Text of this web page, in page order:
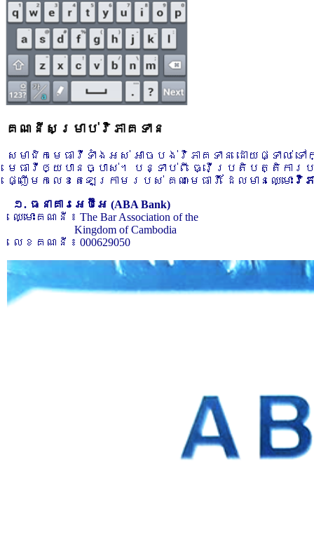
គណនីសម្រាប់វិភាគទាន
សមាជិកមេធាវីទាំងអស់ អាចបង់វិភាគទាន ដោយផ្ទាល់
មេធាវីឲ្យបានច្បាស់។ បន្ទាប់ពី ធ្វើប្រតិបត្តិកា
ផ្ញើមកលេខតេឡេក្រាមរបស់ គណៈមេធាវី ដែលមានឈ្មោះ វិភ
១. ធនាគារអេប៊ីអេ (ABA Bank)
ឈ្មោះគណនី ៖ The Bar Association of the
Kingdom of Cambodia
លេខគណនី ៖ 000629050